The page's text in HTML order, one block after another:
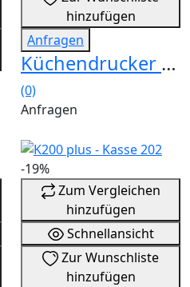
hinzufügen
Anfragen
Küchendrucker KPR 80 Plus
(0)
Anfragen
-19%
Zum Vergleichen
hinzufügen
Schnellansicht
Zur Wunschliste
hinzufügen